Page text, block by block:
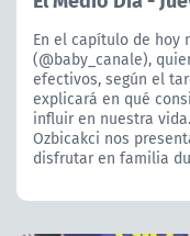
En el capítulo de hoy
(@baby_canale),
efectivos, según el
explicará en qué
influir en nuestra
Ozbicakci nos
disfrutar en familia